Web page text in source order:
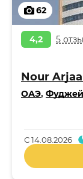
62
4,2 5
Nour
ОАЭ,
С14.08.2026